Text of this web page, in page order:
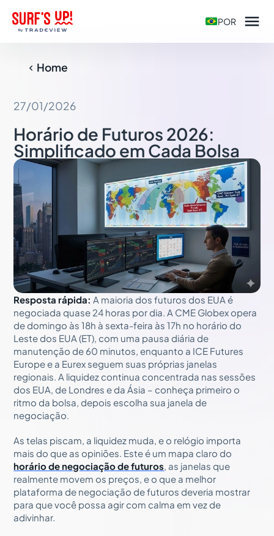
POR 
 Home
27/01/2026
Horário de Futuros 2026:
Simplificado em Cada Bolsa
Resposta rápida:A maioria dos futuros dos EUA é
negociada quase 24 horas por dia. A CME Globex opera
de domingo às 18h à sexta-feira às 17h no horário do
Leste dos EUA (ET), com uma pausa diária de
manutenção de 60 minutos, enquanto a ICE Futures
Europe e a Eurex seguem suas próprias janelas
regionais. A liquidez continua concentrada nas sessões
dos EUA, de Londres e da Ásia – conheça primeiro o
ritmo da bolsa, depois escolha sua janela de
negociação.
As telas piscam, a liquidez muda, e o relógio importa
mais do que as opiniões. Este é um mapa claro do
horário de negociação de futuros, as janelas que
realmente movem os preços, e o que a melhor
plataforma de negociação de futuros deveria mostrar
para que você possa agir com calma em vez de
adivinhar.